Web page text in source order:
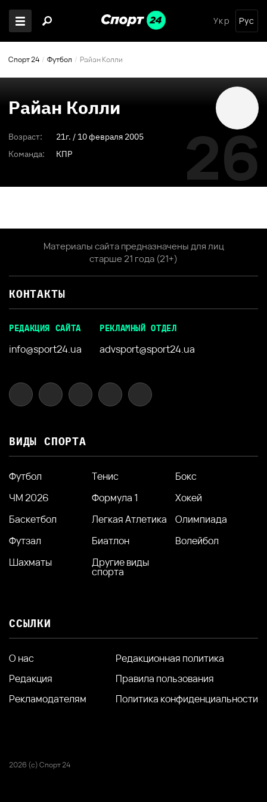
Укр Рус
Спорт 24 Футбол Райан Колли
Райан Колли
Возраст: 21г. / 10 февраля 2005
Команда:
КПР 26
Материалы сайта предназначены для лиц
старше 21 года (21+)
КОНТАКТЫ
РЕДАКЦИЯ САЙТА
info@sport24.ua
РЕКЛАМНЫЙ ОТДЕЛ
advsport@sport24.ua
ВИДЫ СПОРТА
Футбол Тенис
Бокс
ЧМ 2026
Формула 1
Хокей
Баскетбол
Легкая Атлетика
Олимпиада
Футзал
Биатлон
Волейбол
Шахматы
Другие виды
спорта
ССЫЛКИ
О нас
Редакция
Рекламодателям
Редакционная политика
Правила пользования
Политика конфиденциальности
2026 (с) Спорт 24